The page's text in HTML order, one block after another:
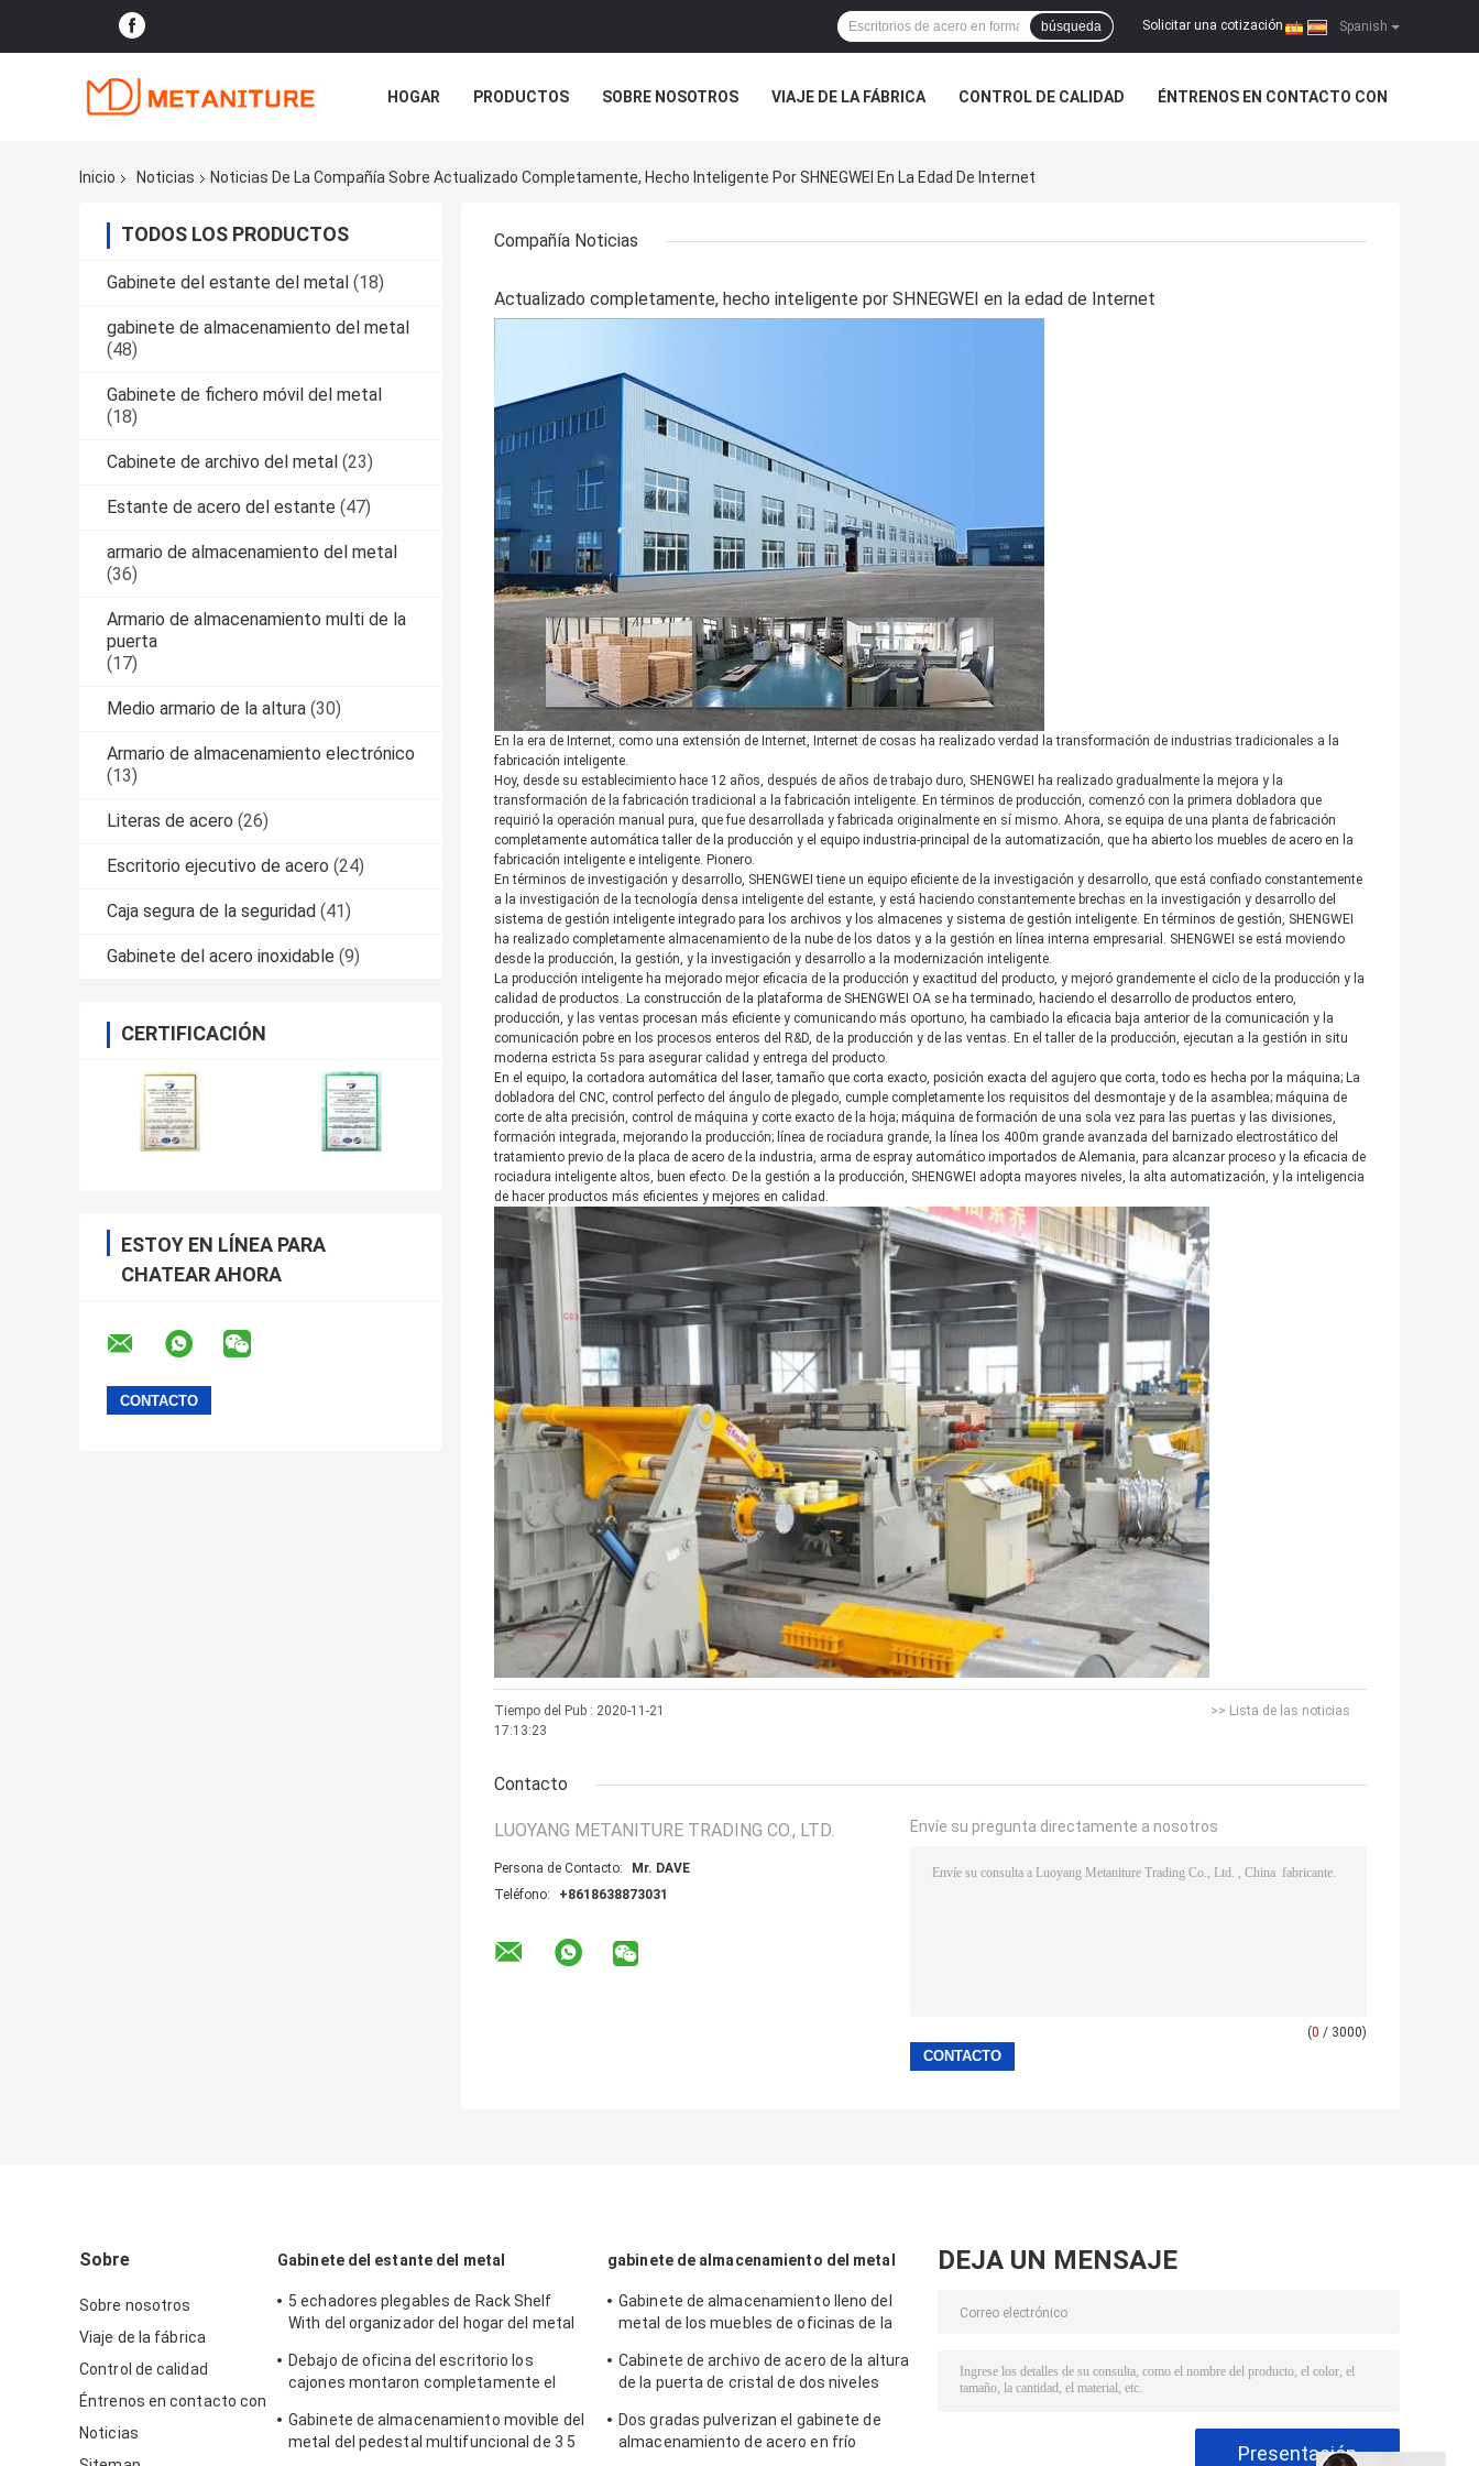
Spanish
Solicitar una cotización |
búsqueda
HOGAR PRODUCTOS SOBRE NOSOTROS VIAJE DE LA FÁBRICA CONTROL DE CALIDAD ÉNTRENOS EN CONTACTO CON
Inicio
Noticias Noticias De La Compañía Sobre Actualizado Completamente, Hecho Inteligente Por SHNEGWEI En La Edad De Internet
TODOS LOS PRODUCTOS
Gabinete del estante del metal (18)
gabinete de almacenamiento del metal
(48)
Gabinete de fichero móvil del metal
(18)
Cabinete de archivo del metal (23)
Estante de acero del estante (47)
armario de almacenamiento del metal
(36)
Armario de almacenamiento multi de la
puerta
(17)
Medio armario de la altura (30)
Armario de almacenamiento electrónico
(13)
Literas de acero (26)
Escritorio ejecutivo de acero (24)
Caja segura de la seguridad (41)
Gabinete del acero inoxidable (9)
CERTIFICACIÓN
ESTOY EN LÍNEA PARA
CHATEAR AHORA
Compañía Noticias
Actualizado completamente, hecho inteligente por SHNEGWEI en la edad de Internet
En la era de Internet, como una extensión de Internet, Internet de cosas ha realizado verdad la transformación de industrias tradicionales a la
fabricación inteligente.
Hoy, desde su establecimiento hace 12 años, después de años de trabajo duro, SHENGWEI ha realizado gradualmente la mejora y la
transformación de la fabricación tradicional a la fabricación inteligente. En términos de producción, comenzó con la primera dobladora que
requirió la operación manual pura, que fue desarrollada y fabricada originalmente en sí mismo. Ahora, se equipa de una planta de fabricación
completamente automática taller de la producción y el equipo industria-principal de la automatización, que ha abierto los muebles de acero en la
fabricación inteligente e inteligente. Pionero.
En términos de investigación y desarrollo, SHENGWEI tiene un equipo eficiente de la investigación y desarrollo, que está confiado constantemente
a la investigación de la tecnología densa inteligente del estante, y está haciendo constantemente brechas en la investigación y desarrollo del
sistema de gestión inteligente integrado para los archivos y los almacenes y sistema de gestión inteligente. En términos de gestión, SHENGWEI
ha realizado completamente almacenamiento de la nube de los datos y a la gestión en línea interna empresarial. SHENGWEI se está moviendo
desde la producción, la gestión, y la investigación y desarrollo a la modernización inteligente.
La producción inteligente ha mejorado mejor eficacia de la producción y exactitud del producto, y mejoró grandemente el ciclo de la producción y la
calidad de productos. La construcción de la plataforma de SHENGWEI OA se ha terminado, haciendo el desarrollo de productos entero,
producción, y las ventas procesan más eficiente y comunicando más oportuno, ha cambiado la eficacia baja anterior de la comunicación y la
comunicación pobre en los procesos enteros del R&D, de la producción y de las ventas. En el taller de la producción, ejecutan a la gestión in situ
moderna estricta 5s para asegurar calidad y entrega del producto.
En el equipo, la cortadora automática del laser, tamaño que corta exacto, posición exacta del agujero que corta, todo es hecha por la máquina; La
dobladora del CNC, control perfecto del ángulo de plegado, cumple completamente los requisitos del desmontaje y de la asamblea; máquina de
corte de alta precisión, control de máquina y corte exacto de la hoja; máquina de formación de una sola vez para las puertas y las divisiones,
formación integrada, mejorando la producción; línea de rociadura grande, la línea los 400m grande avanzada del barnizado electrostático del
tratamiento previo de la placa de acero de la industria, arma de espray automático importados de Alemania, para alcanzar proceso y la eficacia de
rociadura inteligente altos, buen efecto. De la gestión a la producción, SHENGWEI adopta mayores niveles, la alta automatización, y la inteligencia
de hacer productos más eficientes y mejores en calidad.
Tiempo del Pub : 2020-11-21
17:13:23
>> Lista de las noticias
Contacto
LUOYANG METANITURE TRADING CO., LTD.
Persona de Contacto:
Mr. DAVE
Teléfono:
+8618638873031
Envíe su pregunta directamente a nosotros
(0 / 3000)
Sobre
Sobre nosotros
Viaje de la fábrica
Control de calidad
Éntrenos en contacto con
Noticias
Gabinete del estante del metal
5 echadores plegables de Rack Shelf
With del organizador del hogar del metal
Debajo de oficina del escritorio los
cajones montaron completamente el
Drawer
Gabinete de almacenamiento movible del
metal del pedestal multifuncional de 3 5
gabinete de almacenamiento del metal
Gabinete de almacenamiento lleno del
metal de los muebles de oficinas de la
Cabinete de archivo de acero de la altura
de la puerta de cristal de dos niveles
Dos gradas pulverizan el gabinete de
almacenamiento de acero en frío
DEJA UN MENSAJE